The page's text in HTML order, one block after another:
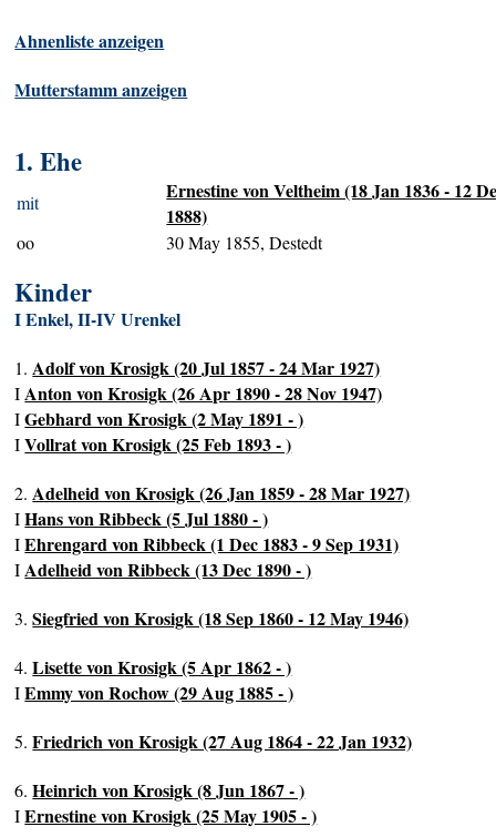
Ahnenliste anzeigen
Mutterstamm anzeigen
1. Ehe
mit
Ernestine von Veltheim (18 Jan 1836 - 12
1888)
oo 30 May 1855, Destedt
Kinder
I Enkel, II-IV Urenkel
1.Adolf von Krosigk (20 Jul 1857 - 24 Mar 1927)
IAnton von Krosigk (26 Apr 1890 - 28 Nov 1947)
IGebhard von Krosigk (2 May 1891 - )
IVollrat von Krosigk (25 Feb 1893 - )
2.Adelheid von Krosigk (26 Jan 1859 - 28 Mar 1927)
IHans von Ribbeck (5 Jul 1880 - )
IEhrengard von Ribbeck (1 Dec 1883 - 9 Sep 1931)
IAdelheid von Ribbeck (13 Dec 1890 - )
3.Siegfried von Krosigk (18 Sep 1860 - 12 May 1946)
4.Lisette von Krosigk (5 Apr 1862 - )
IEmmy von Rochow (29 Aug 1885 - )
5.Friedrich von Krosigk (27 Aug 1864 - 22 Jan 1932)
6.Heinrich von Krosigk (8 Jun 1867 - )
IErnestine von Krosigk (25 May 1905 - )